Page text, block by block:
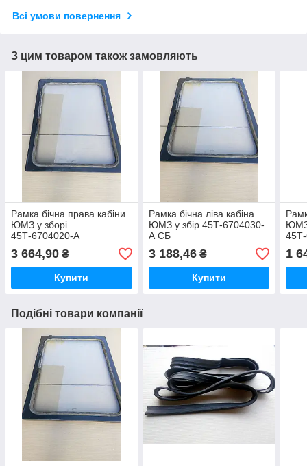
Всі умови повернення
З цим товаром також замовляють
Рамка бічна права кабіни
ЮМЗ у зборі
45Т-6704020-А
3 664,90 ₴
Купити
Рамка бічна ліва кабіна
ЮМЗ у збір 45Т-6704030-
А СБ
3 188,46₴
Купити
ЮМЗ
1
Подібні товари компанії